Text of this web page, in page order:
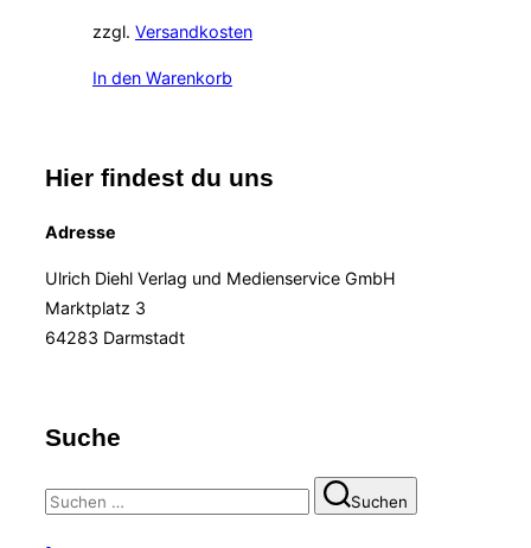
zzgl. Versandkosten
In den Warenkorb
Hier findest du uns
Adresse
Ulrich Diehl Verlag und Medienservice GmbH
Marktplatz 3
64283 Darmstadt
Suche
Suchen
nach:
Suchen